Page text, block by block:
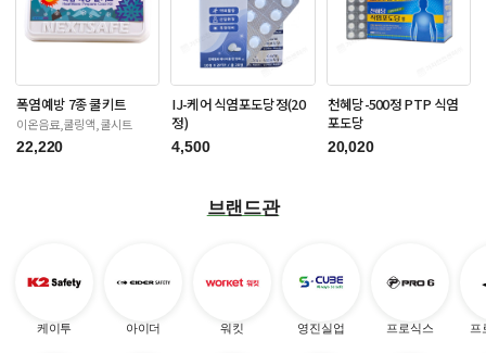
폭염예방 7종 쿨키트
이온음료,쿨링액,쿨시트
22,220
IJ-케어 식염포도당정(20
정)
4,500
천혜당-500정 PTP 식염
포도당
20,020
브랜드관
케이투 아이더 워킷 영진실업 프로식스 프